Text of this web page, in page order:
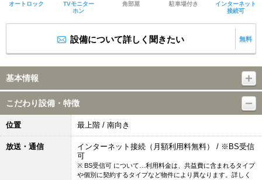
オートロック
TVモニター
ホン
角部屋 駐車場付き
インターネット
接続可
設備について詳しく聞きたい 無料
基本情報
こだわり設備・特徴
位置 最上階 / 南向き
放送・通信
インターネット接続（月額利用料無料） / ※BS受信
可
※ BS受信可 について…利用料金は、共益費に含まれるタイプ
や個別に契約するタイプなど物件により異なります。詳しく